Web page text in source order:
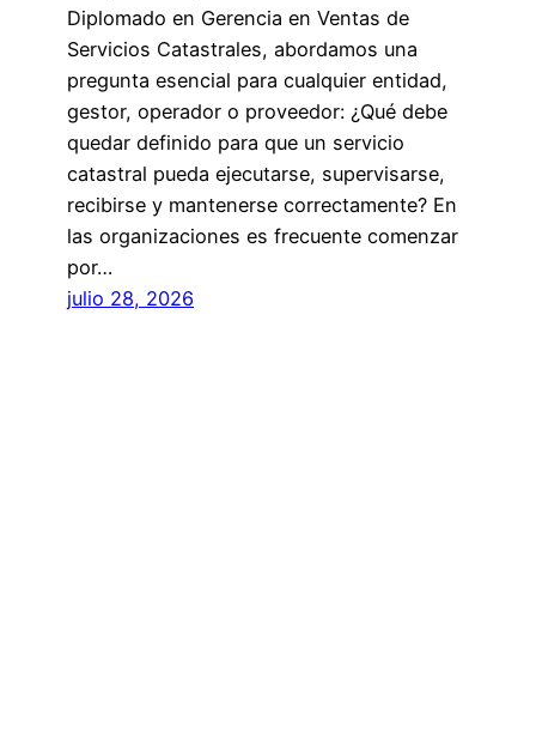
Diplomado en Gerencia en Ventas de
Servicios Catastrales, abordamos una
pregunta esencial para cualquier entidad,
gestor, operador o proveedor: ¿Qué debe
quedar definido para que un servicio
catastral pueda ejecutarse, supervisarse,
recibirse y mantenerse correctamente? En
las organizaciones es frecuente comenzar
por…
julio 28, 2026